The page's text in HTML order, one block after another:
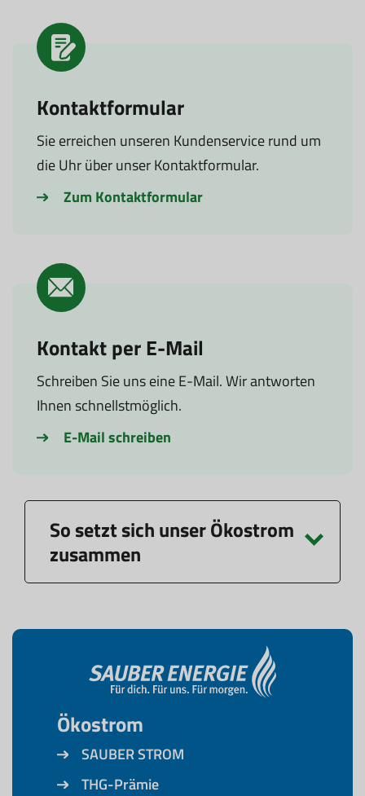
Kontaktformular
Sie erreichen unseren Kundenservice rund um
die Uhr über unser Kontaktformular.
Zum Kontaktformular
Kontakt per E-Mail
Schreiben Sie uns eine E-Mail. Wir antworten
Ihnen schnellstmöglich.
E-Mail schreiben
So setzt sich unser Ökostrom
zusammen
Ökostrom
SAUBER STROM
THG-Prämie